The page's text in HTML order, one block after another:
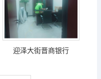
迎泽大街晋商银行